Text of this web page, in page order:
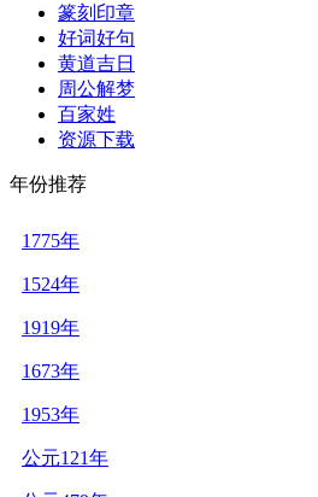
篆刻印章
好词好句
黄道吉日
周公解梦
百家姓
资源下载
年份推荐
1775年
1524年
1919年
1673年
1953年
公元121年